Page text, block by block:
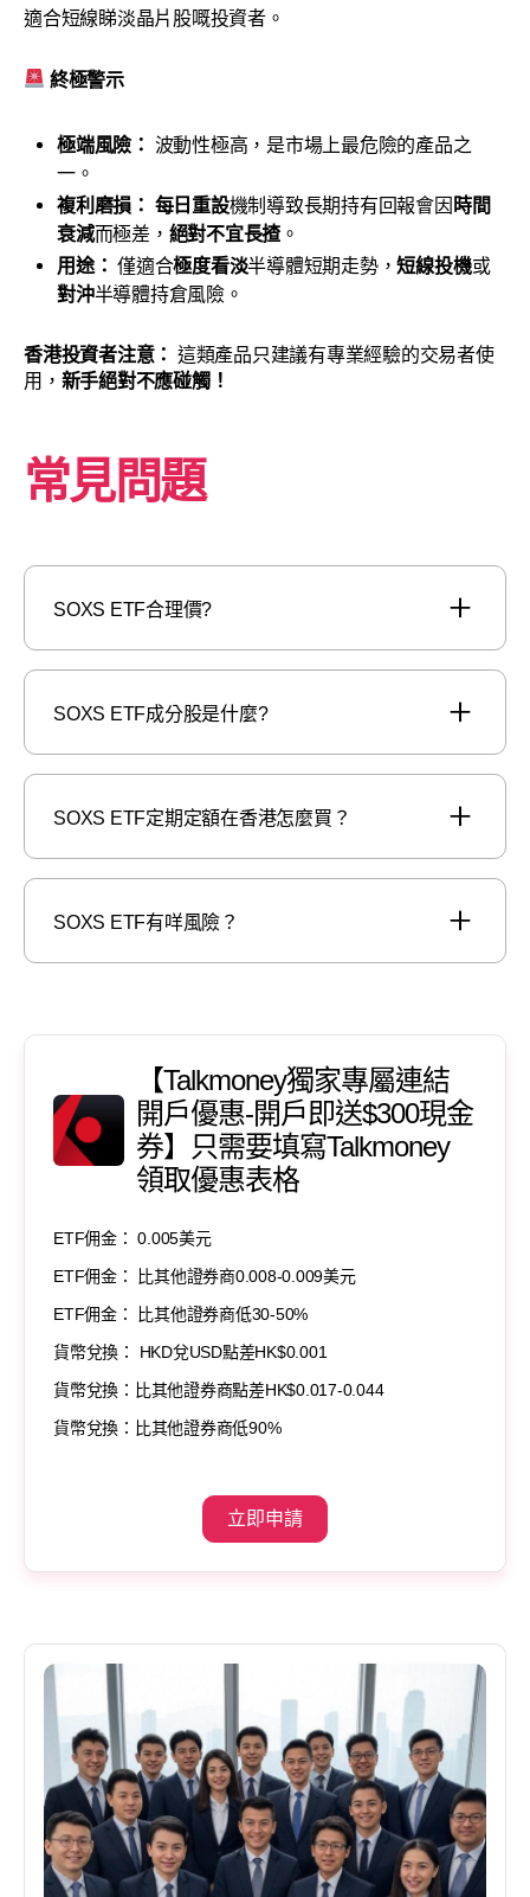
適合短線睇淡晶片股嘅投資者。
終極警示
極端風險： 波動性極高，是市場上最危險的產品之
一。
複利磨損： 每日重設機制導致長期持有回報會因 時間
衰減而極差， 絕對不宜長揸。
用途： 僅適合極度看淡半導體短期走勢，短線投機或
對沖半導體持倉風險。
香港投資者注意： 這類產品只建議有專業經驗的交易者使
用， 新手絕對不應碰觸！
常見問題
SOXS ETF合理價?
SOXS ETF成分股是什麼?
SOXS ETF定期定額在香港怎麼買？
SOXS ETF有咩風險？
【Talkmoney獨家專屬連結
開戶優惠-開戶即送$300現金
券】只需要填寫Talkmoney
領取優惠表格
ETF佣金： 0.005美元
ETF佣金： 比其他證券商0.008-0.009美元
ETF佣金： 比其他證券商低30-50%
貨幣兌換： HKD兌USD點差HK$0.001
貨幣兌換：比其他證券商點差HK$0.017-0.044
貨幣兌換：比其他證券商低90%
立即申請